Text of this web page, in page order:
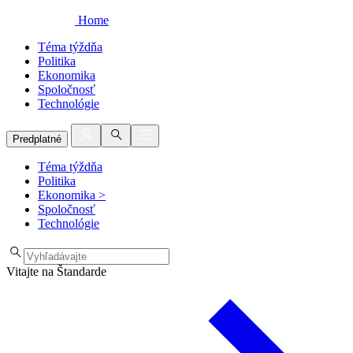
Home
Téma týždňa
Politika
Ekonomika
Spoločnosť
Technológie
Predplatné
Téma týždňa
Politika
Ekonomika >
Spoločnosť
Technológie
Vitajte na Štandarde